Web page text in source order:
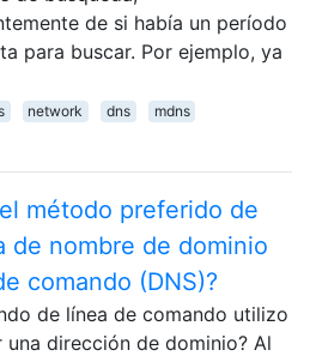
de si había un período
para buscar. Por ejemplo, ya
network dns
mdns
método preferido de
de nombre de dominio
comando (DNS)?
de línea de comando utilizo
una dirección de dominio? Al